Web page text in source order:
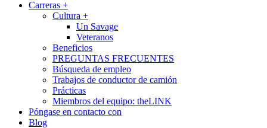
Carreras +
Cultura +
Un Savage
Veteranos
Beneficios
PREGUNTAS FRECUENTES
Búsqueda de empleo
Trabajos de conductor de camión
Prácticas
Miembros del equipo: theLINK
Póngase en contacto con
Blog